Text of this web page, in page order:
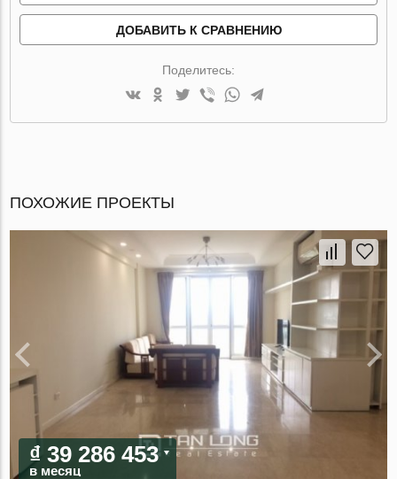
ДОБАВИТЬ К СРАВНЕНИЮ
Поделитесь:
ПОХОЖИЕ ПРОЕКТЫ
₫ 39 286 453
в месяц